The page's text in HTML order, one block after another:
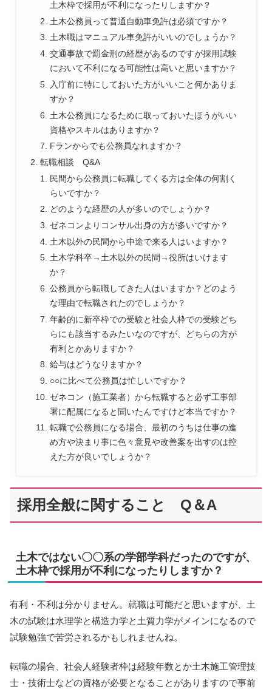
土木枠で採用が不利になったりしますか？
土木公務員って普通自動車免許は必須ですか？
土木職はマニュアル車免許がいいのでしょうか？
交通事故で罰金刑の経歴があるのですが採用試験
において不利になる可能性は高いと思いますか？
入庁前に特にしておいた方がいいこと何かありま
すか？
土木公務員になるために取っておいたほうがいい
資格やスキルはありますか？
Fランからでも公務員なれますか？
転職相談 Q&A
民間から公務員に転職してくる方は全体の何割く
らいですか？
どのような経歴の人が多いのでしょうか？
ゼネコンよりコンサル出身の方が多いですか？
土木以外の民間から中途で来る人はいますか？
土木学科卒→土木以外の民間→役所はいけます
か？
公務員から転職してきた人はいますか？どのよう
な理由で転職されたのでしょうか？
年齢的に新卒枠での受験と社会人枠での受験どち
らにも該当するみたいなのですが、どちらの方が
有利とかありますか？
給与はどうなりますか？
○○に比べて公務員は忙しいですか？
ゼネコン（施工業者）から転職すると必ず工事部
署に配属になると聞いたんですけど本当ですか？
転職で公務員になる場合、最初のうちは仕事の進
め方や決まり事に色々意見や改善案を出すのは控
えた方が良いでしょうか？
採用全般に関すること Q＆A
土木ではない〇〇系の学部学科だったのですが、
土木枠で採用が不利になったりしますか？
有利・不利は分かりません。就職は可能だと思いますが、土
木の試験は水理学と構造力学と土質力学がメインになるので
試験勉強で苦労されるかもしれませんね。
転職の場合、社会人経験者枠は経験年数とか土木施工管理技
士・技術士などの資格が必要となることがありますので事前